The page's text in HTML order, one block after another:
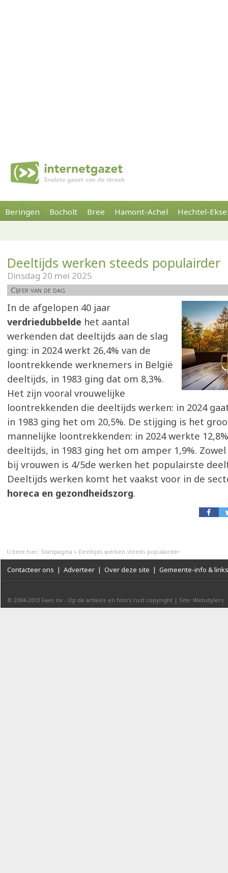
Beringen Bocholt Bree Hamont-Achel Hechtel-
Deeltijds werken steeds populairder
Dinsdag 20 mei 2025
Cijfer van de dag
In de afgelopen 40 jaar
verdriedubbelde het aantal
werkenden dat deeltijds aan de slag
ging: in 2024 werkt 26,4% van de
loontrekkende werknemers in België
deeltijds, in 1983 ging dat om 8,3%.
Het zijn vooral vrouwelijke
loontrekkenden die deeltijds werken: in 2024
in 1983 ging het om 20,5%. De stijging is het
mannelijke loontrekkenden: in 2024 werkte
deeltijds, in 1983 ging het om amper 1,9%.
bij vrouwen is 4/5de werken het populairste
Deeltijds werken komt het vaakst voor in de
horeca en gezondheidszorg.
U bent hier: Startpagina » Deeltijds werken steeds populairder
Contacteer ons | Adverteer | Over deze site | Gemeente-info & links
© 2004-2013 Faes nv - Op de artikels en foto’s rust copyright | Site: Webstylers